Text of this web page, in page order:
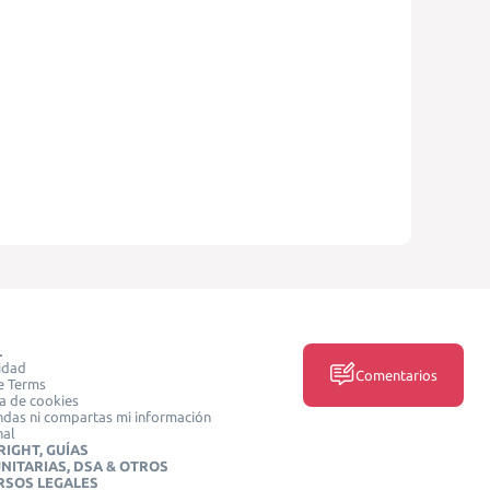
Terms
de cookies
ni compartas mi información
GUÍAS
DSA & OTROS
LEGALES
Comentarios